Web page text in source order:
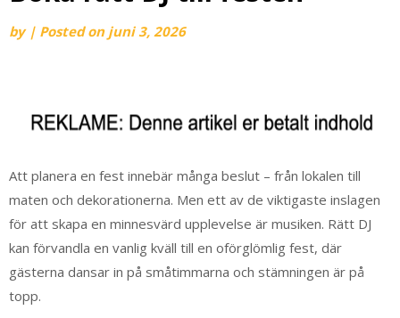
by | Posted on juni 3, 2026
Att planera en fest innebär många beslut – från lokalen till
maten och dekorationerna. Men ett av de viktigaste inslagen
för att skapa en minnesvärd upplevelse är musiken. Rätt DJ
kan förvandla en vanlig kväll till en oförglömlig fest, där
gästerna dansar in på småtimmarna och stämningen är på
topp.